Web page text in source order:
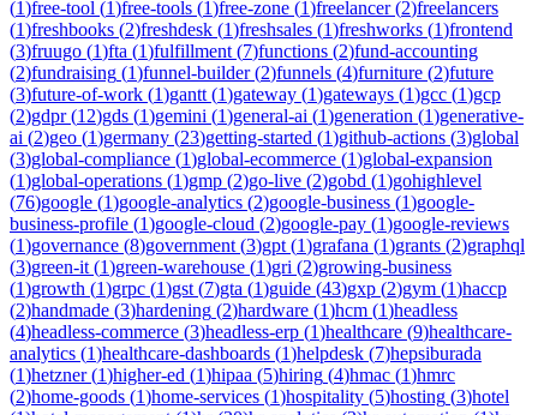
(1)free-tool (1)free-tools (1)free-zone (1)freelancer(2)freelancers
(1)freshbooks (2)freshdesk (1)freshsales (1)freshworks (1)frontend
(3)fruugo (1)fta (1)fulfillment (7)functions (2)fund-accounting
(2)fundraising (1)funnel-builder(2)funnels (4)furniture (2)future
(3)future-of-work (1)gantt (1)gateway (1)gateways (1)gcc (1)gcp
(2)gdpr(12)gds (1)gemini (1)general-ai (1)generation (1)generative-
ai (2)geo (1)germany (23)getting-started (1)github-actions (3)global
(3)global-compliance (1)global-ecommerce (1)global-expansion
(1)global-operations (1)gmp (2)go-live (2)gobd (1)gohighlevel
(76)google (1)google-analytics (2)google-business (1)google-
business-profile (1)google-cloud (2)google-pay (1)google-reviews
(1)governance (8)government (3)gpt (1)grafana (1)grants (2)graphql
(3)green-it (1)green-warehouse (1)gri (2)growing-business
(1)growth (1)grpc (1)gst (7)gta (1)guide (43)gxp (2)gym (1)haccp
(2)handmade (3)hardening (2)hardware (1)hcm (1)headless
(4)headless-commerce (3)headless-erp (1)healthcare (9)healthcare-
analytics (1)healthcare-dashboards (1)helpdesk (7)hepsiburada
(1)hetzner(1)higher-ed (1)hipaa (5)hiring (4)hmac (1)hmrc
(2)home-goods (1)home-services (1)hospitality (5)hosting (3)hotel